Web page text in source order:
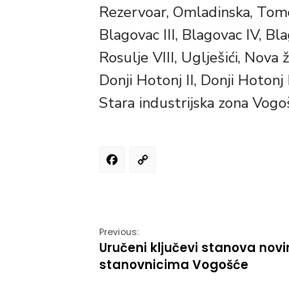
Rezervoar, Omladinska,
Blagovac III, Blagovac IV,
Rosulje VIII, Uglješići, Nova
Donji Hotonj II, Donji Hotonj
Stara industrijska zona
Facebook
Previous:
Uručeni ključevi stanova
stanovnicima Vogošće